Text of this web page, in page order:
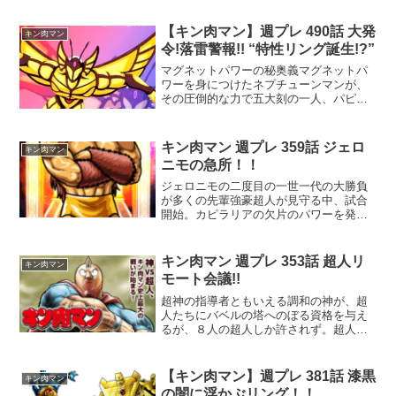
キン肉マン
【キン肉マン】週プレ 490話 大発
令!落雷警報!! “特性リング誕生!?”
マグネットパワーの秘奥義マグネットパ
ワーを身につけたネプチューンマンが、
その圧倒的な力で五大刻の一人、パピヨ
たパピヨンマンでしたが、マグネットパ
ワーの扱い方においてはネ...
キン肉マン
キン肉マン 週プレ 359話 ジェロ
ニモの急所！！
ジェロニモの二度目の一世一代の大勝負
が多くの先輩強豪超人が見守る中、試合
開始。カピラリアの欠片のパワーを発動
キン肉マン
キン肉マン 週プレ 353話 超人リ
モート会議!!
超神の指導者ともいえる調和の神が、超
人たちにバベルの塔へのぼる資格を与え
るが、８人の超人しか許されず。超人と
人が顔を出す！？
キン肉マン
【キン肉マン】週プレ 381話 漆黒